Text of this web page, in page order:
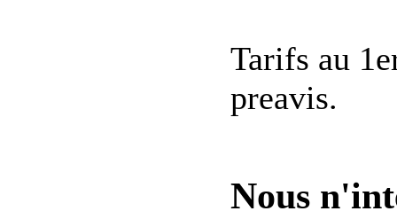
Tarifs au
preavis.
Nous